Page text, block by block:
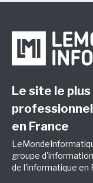
Le site le
en France
groupe
de l'informatique en